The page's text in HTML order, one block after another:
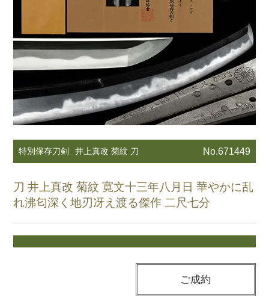
特別保存刀剣 井上真改 菊紋 刀 No.671449
刀 井上真改 菊紋 寛文十三年八月日 華やかに乱
れ沸匂深く地刃冴え渡る傑作 二尺七分
ご成約